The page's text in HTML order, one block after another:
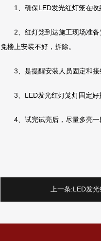
1、确保LED发光红灯笼在收
2、红灯笼到达施工现场准备
免楼上安装不好，拆除。
3、是提醒安装人员固定和接
3、LED发光红灯笼灯固定好
4、试完试亮后，尽量多亮一
上一条:LED发